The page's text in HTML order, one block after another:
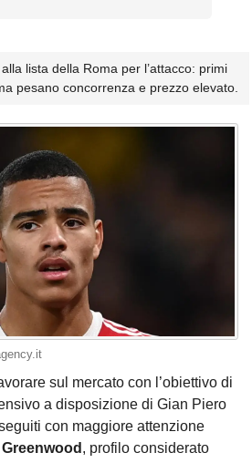
lista della Roma per l’attacco: primi
pesano concorrenza e prezzo elevato.
sul mercato con l’obiettivo di
a disposizione di Gian Piero
con maggiore attenzione
, profilo considerato